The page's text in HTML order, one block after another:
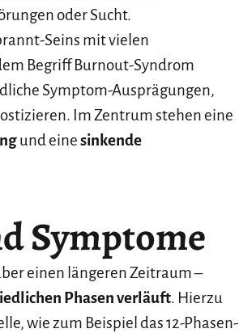
oder Sucht.
Seins mit vielen
Begriff Burnout-Syndrom
Symptom-Ausprägungen,
Im Zentrum stehen eine
und einesinkende
Symptome
einen längeren Zeitraum –
Phasen verläuft. Hierzu
wie zum Beispiel das 12-Phasen-